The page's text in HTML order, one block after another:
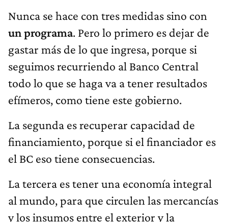
Nunca se hace con tres medidas sino con
un programa. Pero lo primero es dejar de
gastar más de lo que ingresa, porque si
seguimos recurriendo al Banco Central
todo lo que se haga va a tener resultados
efímeros, como tiene este gobierno.
La segunda es recuperar capacidad de
financiamiento, porque si el financiador es
el BC eso tiene consecuencias.
La tercera es tener una economía integral
al mundo, para que circulen las mercancías
y los insumos entre el exterior y la